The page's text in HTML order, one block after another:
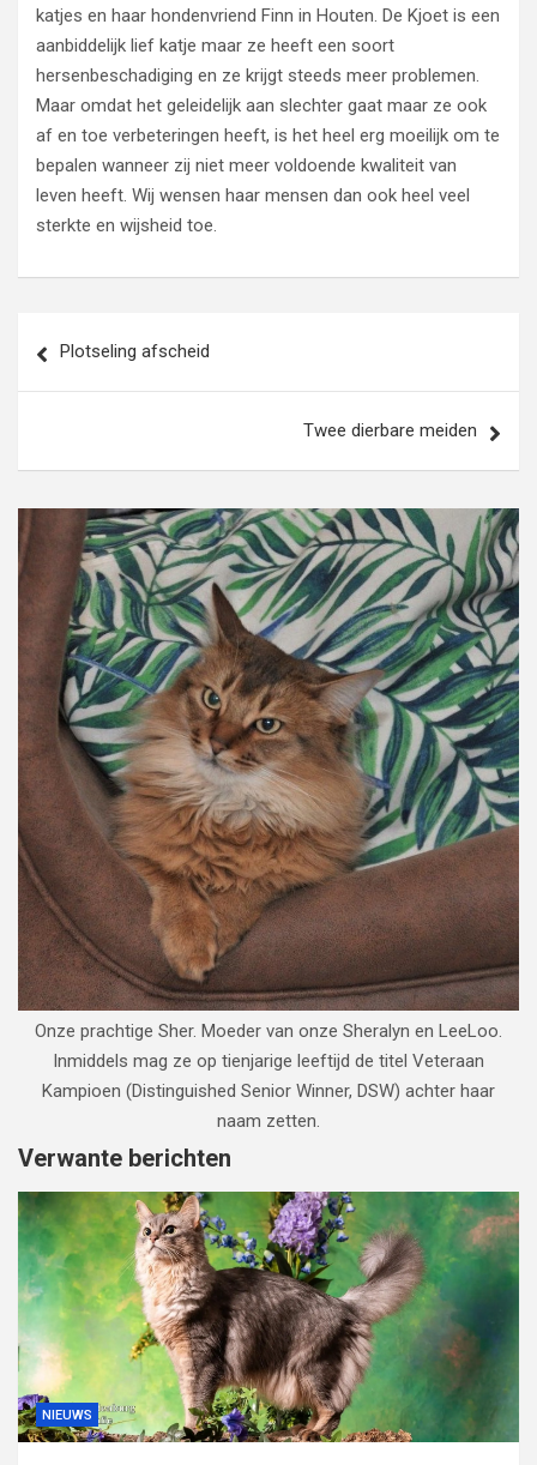
katjes en haar hondenvriend Finn in Houten. De Kjoet is een
aanbiddelijk lief katje maar ze heeft een soort
hersenbeschadiging en ze krijgt steeds meer problemen.
Maar omdat het geleidelijk aan slechter gaat maar ze ook
af en toe verbeteringen heeft, is het heel erg moeilijk om te
bepalen wanneer zij niet meer voldoende kwaliteit van
leven heeft. Wij wensen haar mensen dan ook heel veel
sterkte en wijsheid toe.
navigatie
Plotseling afscheid
Twee dierbare meiden
Onze prachtige Sher. Moeder van onze Sheralyn en LeeLoo.
Inmiddels mag ze op tienjarige leeftijd de titel Veteraan
Kampioen (Distinguished Senior Winner, DSW) achter haar
naam zetten.
Verwante berichten
NIEUWS